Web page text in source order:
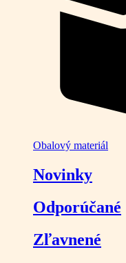
Obalový materiál
Novinky
Odporúčané
Zľavnené